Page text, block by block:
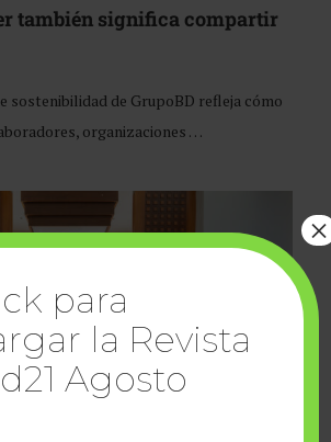
también significa compartir
sostenibilidad de GrupoBD refleja cómo
organizaciones …
para
la Revista
Agosto
×